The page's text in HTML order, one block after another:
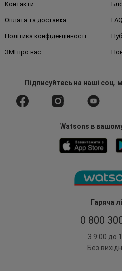
Гаряча
0 800
З 9:00 до
Без
Контакти
Оплата та доставка FAQ
Політика конфіденційності
ЗМІ про нас
Підписуйтесьна наші соц.
Watsons в